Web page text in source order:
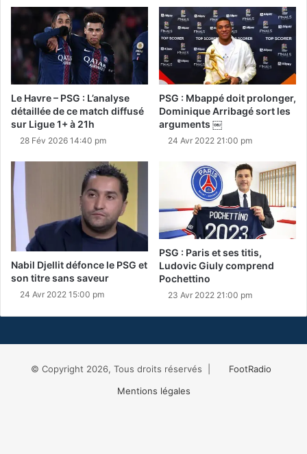
Le Havre – PSG : L’analyse
détaillée de ce match diffusé
sur Ligue 1+ à 21h
28 Fév 2026 14:40 pm
PSG : Mbappé doit prolonger,
Dominique Arribagé sort les
arguments ￼
24 Avr 2022 21:00 pm
Nabil Djellit défonce le PSG et
son titre sans saveur
24 Avr 2022 15:00 pm
PSG : Paris et ses titis,
Ludovic Giuly comprend
Pochettino
23 Avr 2022 21:00 pm
© Copyright 2026, Tous droits réservés |
FootRadio
Mentions légales